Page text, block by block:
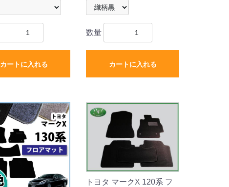
カートに入れる
数量
カートに入れる
トヨタ マークX 120系 フ